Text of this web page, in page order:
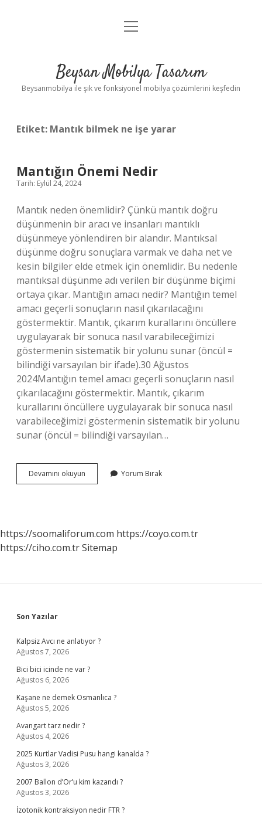
Anasayfa
Yasal Uyarı
menüyü
Beysan Mobilya Tasarım
Beysanmobilya ile şık ve fonksiyonel mobilya çözümlerini keşfedin
Etiket: Mantık bilmek ne işe yarar
Mantığın Önemi Nedir
Tarih: Eylül 24, 2024
Mantık neden önemlidir? Çünkü mantık doğru
düşünmenin bir aracı ve insanları mantıklı
düşünmeye yönlendiren bir alandır. Mantıksal
düşünme doğru sonuçlara varmak ve daha net ve
kesin bilgiler elde etmek için önemlidir. Bu nedenle
mantıksal düşünme adı verilen bir düşünme biçimi
ortaya çıkar. Mantığın amacı nedir? Mantığın temel
amacı geçerli sonuçların nasıl çıkarılacağını
göstermektir. Mantık, çıkarım kurallarını öncüllere
uygulayarak bir sonuca nasıl varabileceğimizi
göstermenin sistematik bir yolunu sunar (öncül =
bilindiği varsayılan bir ifade).30 Ağustos
2024Mantığın temel amacı geçerli sonuçların nasıl
çıkarılacağını göstermektir. Mantık, çıkarım
kurallarını öncüllere uygulayarak bir sonuca nasıl
varabileceğimizi göstermenin sistematik bir yolunu
sunar (öncül = bilindiği varsayılan…
Devamını okuyun Mantığın
Önemi
Yorum Bırak
https://soomaliforum.com https://coyo.com.tr
https://ciho.com.trSitemap
Sidebar
Son Yazılar
Kalpsiz Avcı ne anlatıyor ?
Ağustos 7, 2026
Bici bici icinde ne var ?
Ağustos 6, 2026
Kaşane ne demek Osmanlıca ?
Ağustos 5, 2026
Avangart tarz nedir ?
Ağustos 4, 2026
2025 Kurtlar Vadisi Pusu hangi kanalda ?
Ağustos 3, 2026
2007 Ballon d’Or’u kim kazandı ?
Ağustos 3, 2026
İzotonik kontraksiyon nedir FTR ?